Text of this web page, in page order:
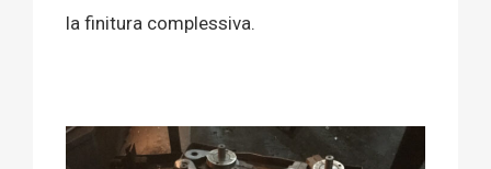
la finitura complessiva.